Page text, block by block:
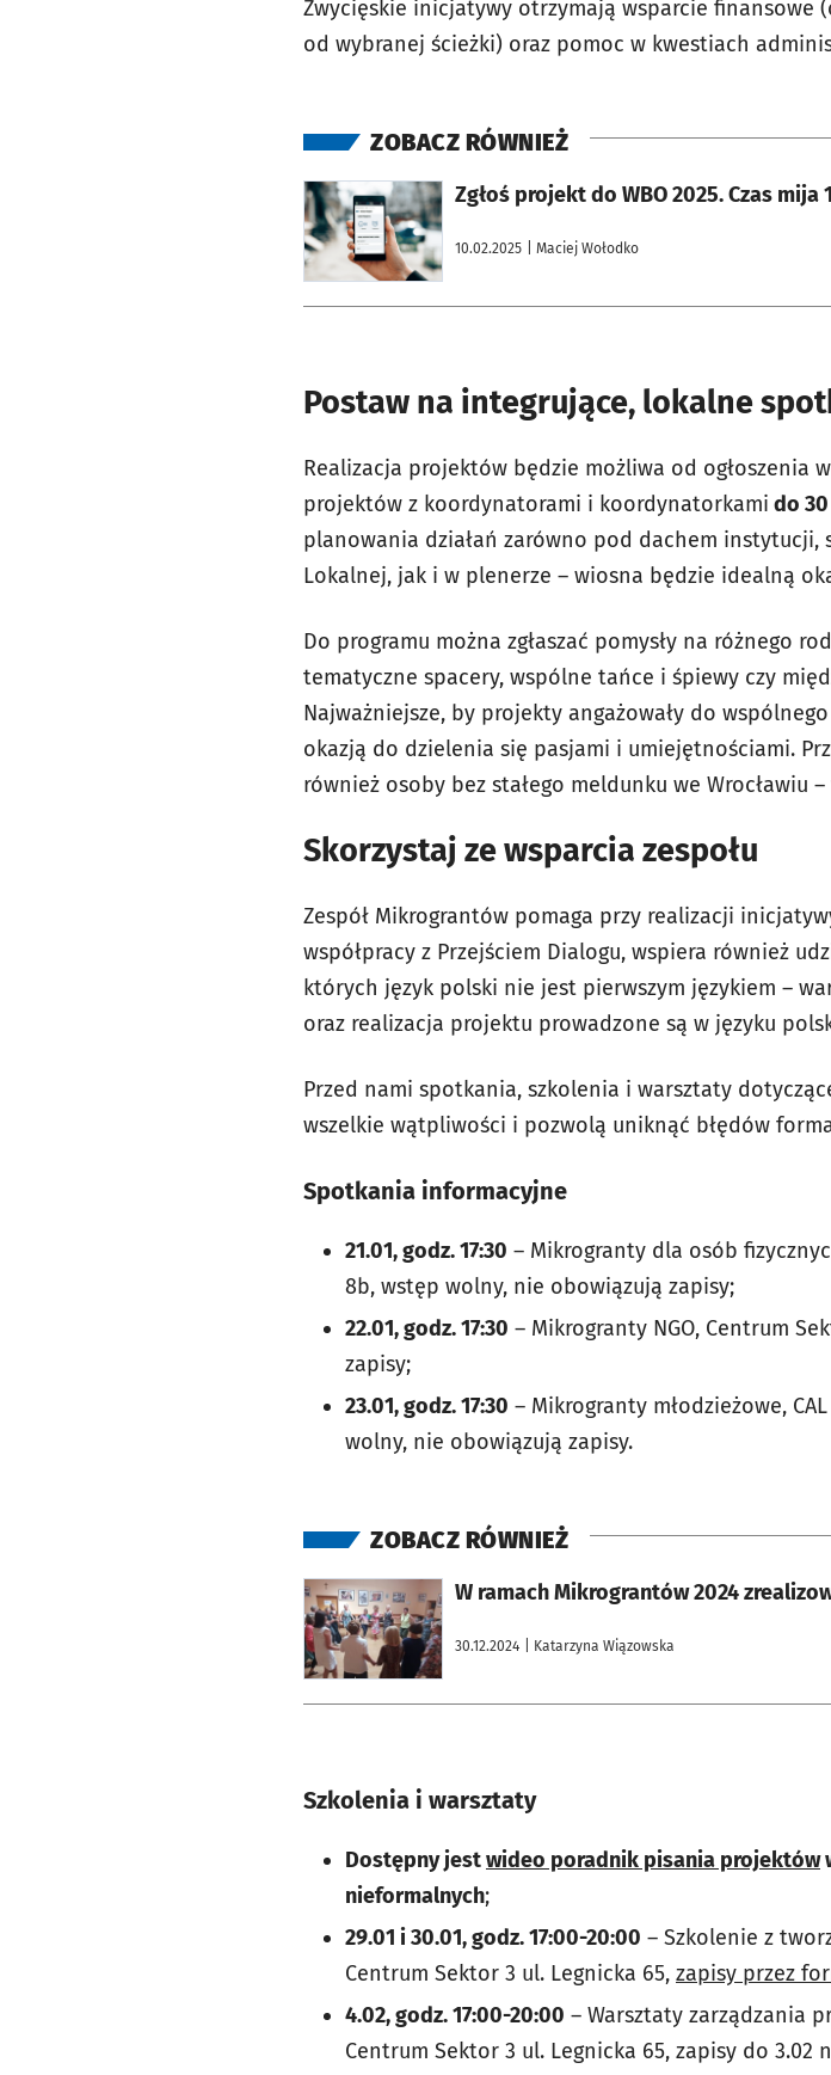
Zwycięskie inicjatywy otrzymają wsparcie finansowe
od wybranej ścieżki) oraz pomoc w kwestiach
ZOBACZ RÓWNIEŻ
Zgłoś projekt do WBO 2025. Czas mija
10.02.2025 | Maciej Wołodko
otworzy się w nowej karcie
Postaw na integrujące, lokalne
Realizacja projektów będzie możliwa od ogłoszenia
projektów z koordynatorami i koordynatorkami do
planowania działań zarówno pod dachem instytucji,
Lokalnej, jak i w plenerze – wiosna będzie idealną
Do programu można zgłaszać pomysły na różnego
tematyczne spacery, wspólne tańce i śpiewy czy
Najważniejsze, by projekty angażowały do
okazją do dzielenia się pasjami i umiejętnościami.
również osoby bez stałego meldunku we Wrocławiu
Skorzystaj ze wsparcia zespołu
Zespół Mikrograntów pomaga przy realizacji
współpracy z Przejściem Dialogu, wspiera również
których język polski nie jest pierwszym językiem –
oraz realizacja projektu prowadzone są w języku
Przed nami spotkania, szkolenia i warsztaty
wszelkie wątpliwości i pozwolą uniknąć błędów
Spotkania informacyjne
21.01, godz. 17:30 – Mikrogranty dla osób
8b, wstęp wolny, nie obowiązują zapisy;
22.01, godz. 17:30 – Mikrogranty NGO, Centrum
zapisy;
23.01, godz. 17:30 – Mikrogranty młodzieżowe,
wolny, nie obowiązują zapisy.
ZOBACZ RÓWNIEŻ
W ramach Mikrograntów 2024
30.12.2024 | Katarzyna Wiązowska
otworzy się w nowej karcie
Szkolenia i warsztaty
Dostępny jestwideo poradnik pisania projektów
nieformalnych;
29.01 i 30.01, godz. 17:00-20:00 – Szkolenie z
Centrum Sektor 3 ul. Legnicka 65, zapisy przez
4.02, godz. 17:00-20:00 – Warsztaty zarządzania
Centrum Sektor 3 ul. Legnicka 65, zapisy do